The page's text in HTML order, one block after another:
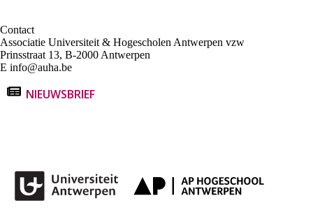
Contact
Associatie Universiteit & Hogescholen Antwerpen vzw
Prinsstraat 13, B-2000 Antwerpen
E info@auha.be
NIEUWSBRIEF